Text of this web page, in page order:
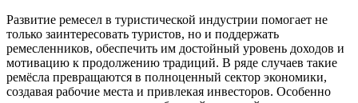
Развитие ремесел в туристической индустрии помогает не
только заинтересовать туристов, но и поддержать
ремесленников, обеспечить им достойный уровень доходов и
мотивацию к продолжению традиций. В ряде случаев такие
ремёсла превращаются в полноценный сектор экономики,
создавая рабочие места и привлекая инвесторов. Особенно